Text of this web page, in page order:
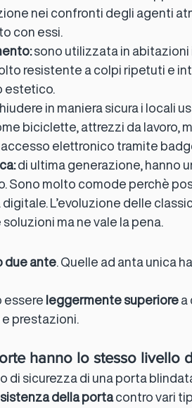
nei confronti degli agenti
con essi.
sono utilizzata in abitazioni
resistente a colpi ripetuti e
estetico.
in maniera sicura i locali
biciclette, attrezzi da lavoro,
elettronico tramite
di ultima generazione, hanno
Sono molto comode perchè
L’evoluzione delle
ma ne vale la pena.
due ante . Quelle ad anta unica
essere leggermente superiore a
prestazioni.
hanno lo stesso livello
di sicurezza di una porta
della porta contro vari